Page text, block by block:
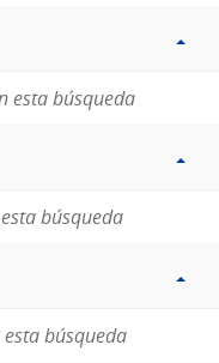
esta búsqueda
búsqueda
búsqueda